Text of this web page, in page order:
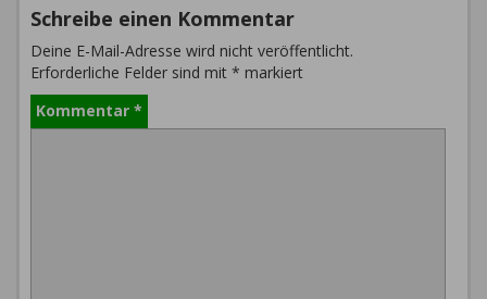
Schreibe einen Kommentar
Deine E-Mail-Adresse wird nicht veröffentlicht.
Erforderliche Felder sind mit * markiert
Kommentar *